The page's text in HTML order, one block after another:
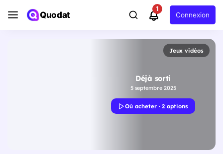
Quodat
1
Connexion
Jeux vidéos
Déjà sorti
5 septembre 2025
Où acheter · 2 options